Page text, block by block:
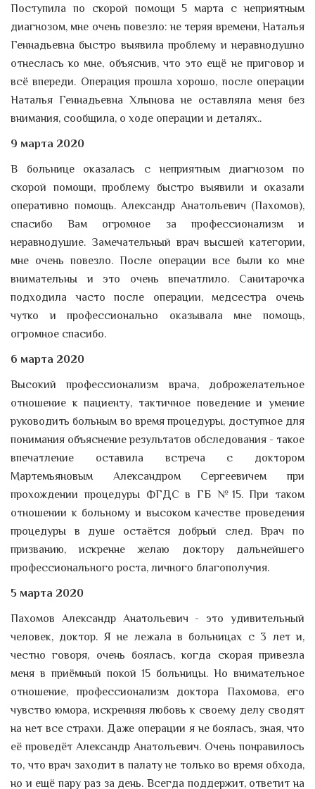
Поступила по скорой помощи 5 марта с неприятным
диагнозом, мне очень повезло: не теряя времени, Наталья
Геннадьевна быстро выявила проблему и неравнодушно
отнеслась ко мне, объяснив, что это ещё не приговор и
всё впереди. Операция прошла хорошо, после операции
Наталья Геннадьевна Хлынова не оставляла меня без
внимания, сообщила, о ходе операции и деталях..
9 марта 2020
В больнице оказалась с неприятным диагнозом по
скорой помощи, проблему быстро выявили и оказали
оперативно помощь. Александр Анатольевич (Пахомов),
спасибо Вам огромное за профессионализм и
неравнодушие. Замечательный врач высшей категории,
мне очень повезло. После операции все были ко мне
внимательны и это очень впечатлило. Санитарочка
подходила часто после операции, медсестра очень
чутко и профессионально оказывала мне помощь,
огромное спасибо.
6 марта 2020
Высокий профессионализм врача, доброжелательное
отношение к пациенту, тактичное поведение и умение
руководить больным во время процедуры, доступное для
понимания объяснение результатов обследования - такое
впечатление оставила встреча с доктором
Мартемьяновым Александром Сергеевичем при
прохождении процедуры ФГДС в ГБ №15. При таком
отношении к больному и высоком качестве проведения
процедуры в душе остаётся добрый след. Врач по
призванию, искренне желаю доктору дальнейшего
профессионального роста, личного благополучия.
5 марта 2020
Пахомов Александр Анатольевич - это удивительный
человек, доктор. Я не лежала в больницах с 3 лет и,
честно говоря, очень боялась, когда скорая привезла
меня в приёмный покой 15 больницы. Но внимательное
отношение, профессионализм доктора Пахомова, его
чувство юмора, искренняя любовь к своему делу сводят
на нет все страхи. Даже операции я не боялась, зная, что
её проведёт Александр Анатольевич. Очень понравилось
то, что врач заходит в палату не только во время обхода,
но и ещё пару раз за день. Всегда поддержит, ответит на